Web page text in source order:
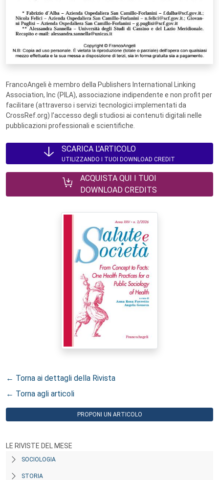
FrancoAngeli è membro della Publishers International Linking
Association, Inc (PILA), associazione indipendente e non profit per
facilitare (attraverso i servizi tecnologici implementati da
CrossRef.org) l’accesso degli studiosi ai contenuti digitali nelle
pubblicazioni professionali e scientifiche.
SCARICA L'ARTICOLO
UTILIZZANDO I TUOI DOWNLOAD CREDIT
ACQUISTA QUI I TUOI
DOWNLOAD CREDITS
← Torna ai dettagli della Rivista
← Torna agli articoli
PROPONI UN ARTICOLO
LE RIVISTE DEL MESE
SOCIOLOGIA
STORIA